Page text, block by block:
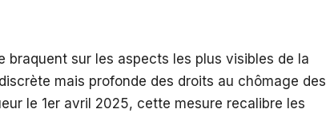
braquent sur les aspects les plus visibles de la
mais profonde des droits au chômage des
le 1er avril 2025, cette mesure recalibre les